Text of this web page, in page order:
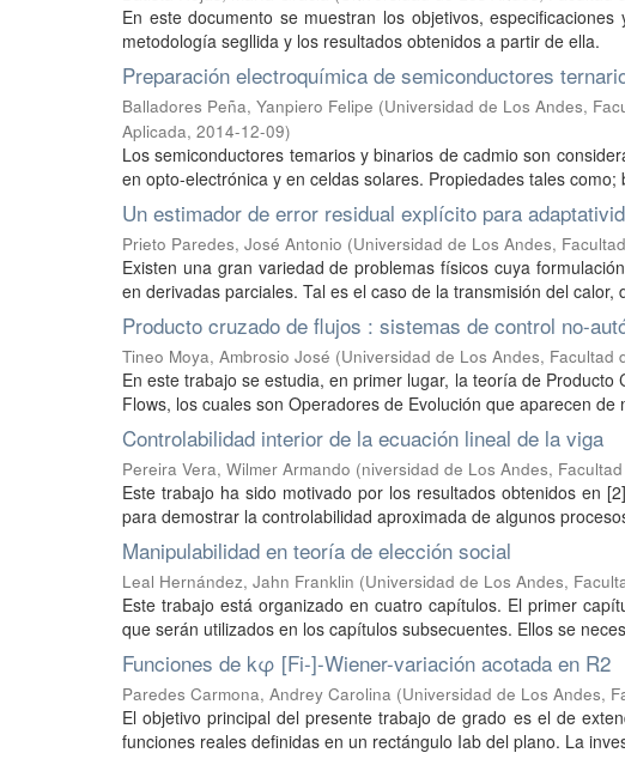
En este documento se muestran los objetivos,
metodología segllida y los resultados obtenidos a partir de ella.
Preparación electroquímica de semiconductores
Balladores Peña, Yanpiero Felipe (Universidad de Los Andes,
Aplicada, 2014-12-09)
Los semiconductores temarios y binarios de cadmio son
en opto-electrónica y en celdas solares. Propiedades tales como;
Un estimador de error residual explícito para
Prieto Paredes, José Antonio (Universidad de Los Andes,
Existen una gran variedad de problemas físicos cuya
en derivadas parciales. Tal es el caso de la transmisión del calor,
Producto cruzado de flujos : sistemas de control no-
Tineo Moya, Ambrosio José (Universidad de Los Andes,
En este trabajo se estudia, en primer lugar, la teoría de
Flows, los cuales son Operadores de Evolución que aparecen de
Controlabilidad interior de la ecuación lineal de la viga
Pereira Vera, Wilmer Armando (niversidad de Los Andes,
Este trabajo ha sido motivado por los resultados obtenidos en
para demostrar la controlabilidad aproximada de algunos
Manipulabilidad en teoría de elección social
Leal Hernández, Jahn Franklin (Universidad de Los Andes,
Este trabajo está organizado en cuatro capítulos. El primer
que serán utilizados en los capítulos subsecuentes. Ellos se
Funciones de kφ [Fi-]-Wiener-variación acotada en R2
Paredes Carmona, Andrey Carolina (Universidad de Los Andes,
El objetivo principal del presente trabajo de grado es el de
funciones reales definidas en un rectángulo Iab del plano. La